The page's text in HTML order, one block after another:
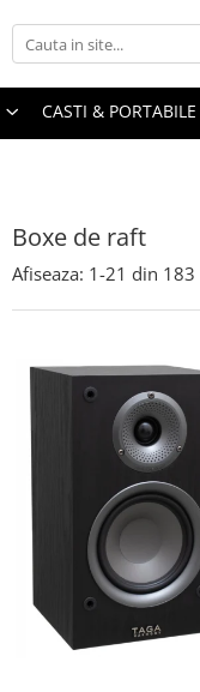
CASTI & PORTABILE
Boxe de raft
Afiseaza: 1-21 din 183